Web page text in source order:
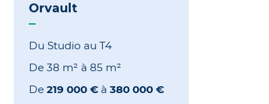
Orvault
Du Studio au T4
De 38 m² à 85 m²
De 219 000 €à 380 000 €